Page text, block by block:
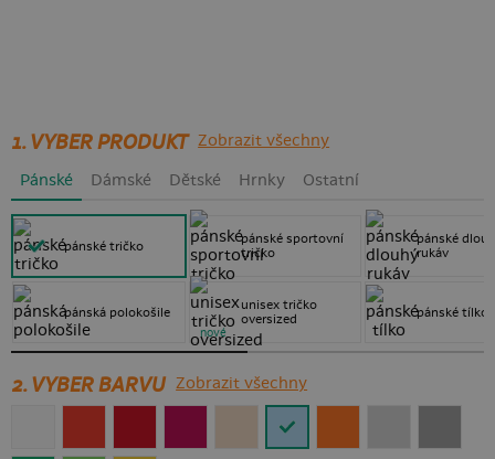
1. VYBER PRODUKT Zobrazit všechny
Pánské Dámské Dětské Hrnky Ostatní
pánské tričko
pánská polokošile
pánské sportovní
tričko
unisex tričko
oversized
nové
pánské
rukáv
pánské tílko
2. VYBER BARVU Zobrazit všechny